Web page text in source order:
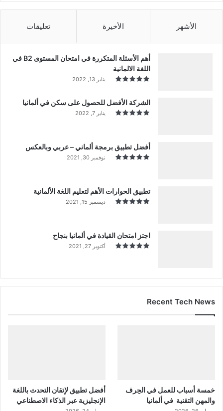
الأشهر الأخيرة تعليقات
أهم الأسئلة المتكررة في امتحان المستوى B2 في
اللغة الالمانية
يناير 13, 2022
الشركة الأفضل للحصول على سكن في ألمانيا
يناير 7, 2022
أفضل تطبيق برمجة ألماني – عربي وبالعكس
نوفمبر 30, 2021
تطبيق الحوارات الأهم لتعليم اللغة الألمانية
ديسمبر 15, 2021
اجتز امتحان القيادة في ألمانيا بنجاح
أكتوبر 27, 2021
Recent Tech News
خمسة أسباب للعمل في الحِرف
والمهن التقنية في ألمانيا
أفضل تطبيق لإتقان التحدث باللغة
الإنجليزية عبر الذكاء الاصطناعي